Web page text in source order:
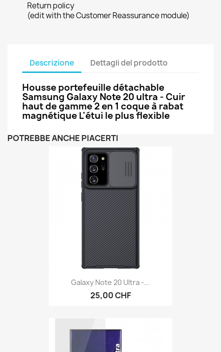
Return policy
(edit with the Customer Reassurance module)
Descrizione Dettagli del prodotto
Housse portefeuille détachable
Samsung Galaxy Note 20 ultra - Cuir
haut de gamme 2 en 1 coque à rabat
magnétique L'étui le plus flexible
POTREBBE ANCHE PIACERTI
Galaxy Note 20 Ultra -...
25,00 CHF